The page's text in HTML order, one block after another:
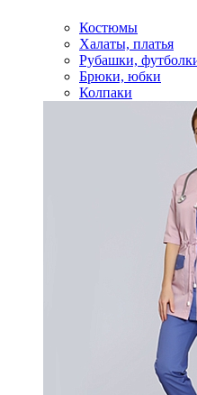
Костюмы
Халаты, платья
Рубашки,
Брюки, юбки
Колпаки